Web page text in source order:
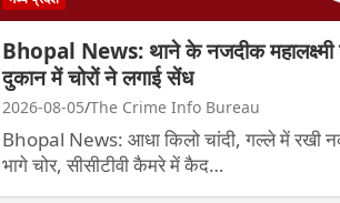
Bhopal News: थाने के नजदीक महालक्ष्मी
दुकान में चोरों ने लगाई सेंध
2026-08-05 The Crime Info Bureau
Bhopal News: आधा किलो चांदी, गल्ले में रखी
भागे चोर, सीसीटीवी कैमरे में कैद…